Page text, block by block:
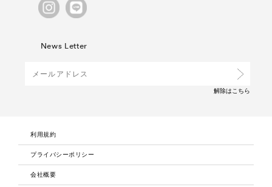
News Letter
解除は こちら
利用規約
プライバシーポリシー
会社概要